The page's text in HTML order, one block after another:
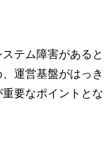
テム障害があると
運営基盤がはっき
要なポイントとな